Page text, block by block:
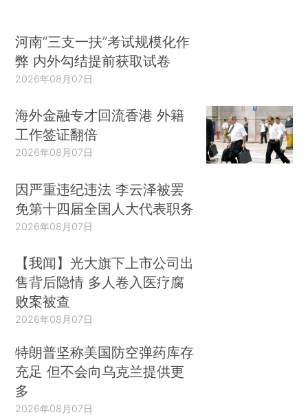
河南“三支一扶”考试规模化作
弊 内外勾结提前获取试卷
2026年08月07日
海外金融专才回流香港 外籍
工作签证翻倍
2026年08月07日
因严重违纪违法 李云泽被罢
免第十四届全国人大代表职务
2026年08月07日
【我闻】光大旗下上市公司出
售背后隐情 多人卷入医疗腐
败案被查
2026年08月07日
特朗普坚称美国防空弹药库存
充足 但不会向乌克兰提供更
多
2026年08月07日